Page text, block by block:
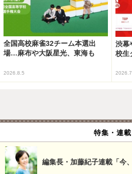
全国高校麻雀32チーム本選出
場…麻布や大阪星光、東海も
2026.8.5
渋幕
校生
特集・連載
編集長・加藤紀子連載「今